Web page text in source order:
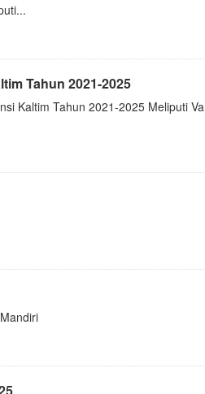
Tahun 2021-2025
Kaltim Tahun 2021-2025 Meliputi